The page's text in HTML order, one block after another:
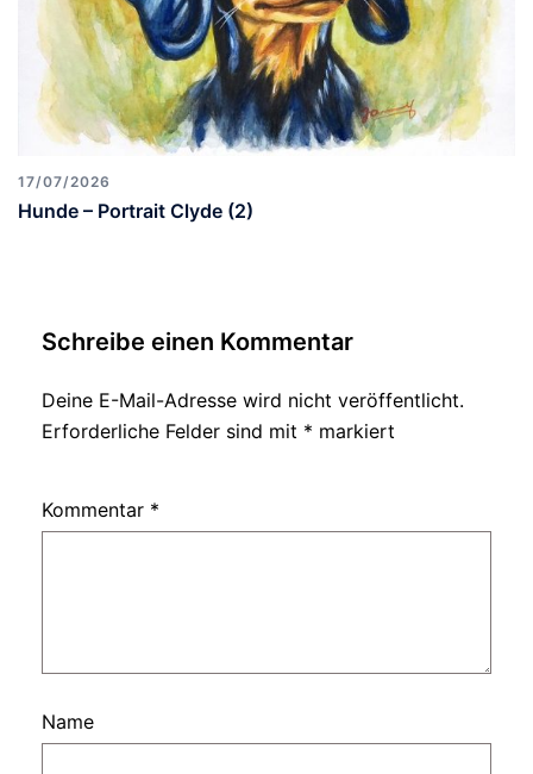
17/07/2026
Hunde – Portrait Clyde (2)
Schreibe einen Kommentar
Deine E-Mail-Adresse wird nicht veröffentlicht.
Erforderliche Felder sind mit * markiert
Kommentar *
Name